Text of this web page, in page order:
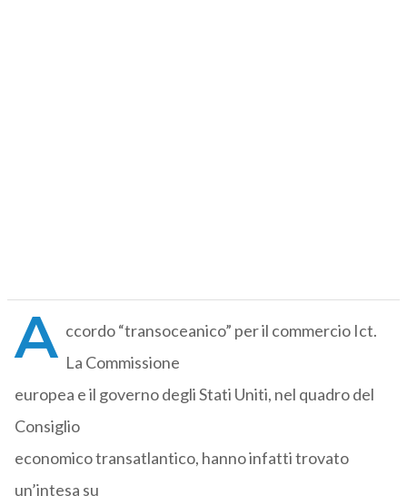
A ccordo “transoceanico” per il commercio Ict.
La Commissione
europea e il governo degli Stati Uniti, nel quadro del
Consiglio
economico transatlantico, hanno infatti trovato
un’intesa su